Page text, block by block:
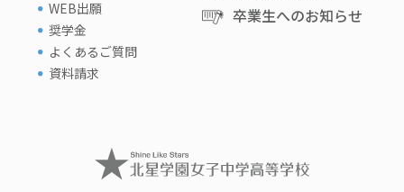
WEB出願
奨学金
よくあるご質問
資料請求
卒業生へのお知らせ